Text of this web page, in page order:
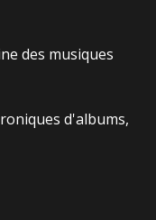
des musiques
d'albums,